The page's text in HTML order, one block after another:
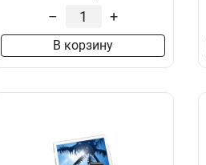
– +
В корзину